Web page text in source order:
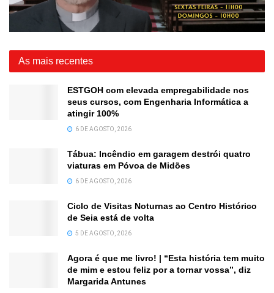
As mais recentes
ESTGOH com elevada empregabilidade nos
seus cursos, com Engenharia Informática a
atingir 100%
6 DE AGOSTO, 2026
Tábua: Incêndio em garagem destrói quatro
viaturas em Póvoa de Midões
6 DE AGOSTO, 2026
Ciclo de Visitas Noturnas ao Centro Histórico
de Seia está de volta
5 DE AGOSTO, 2026
Agora é que me livro! | “Esta história tem muito
de mim e estou feliz por a tornar vossa”, diz
Margarida Antunes